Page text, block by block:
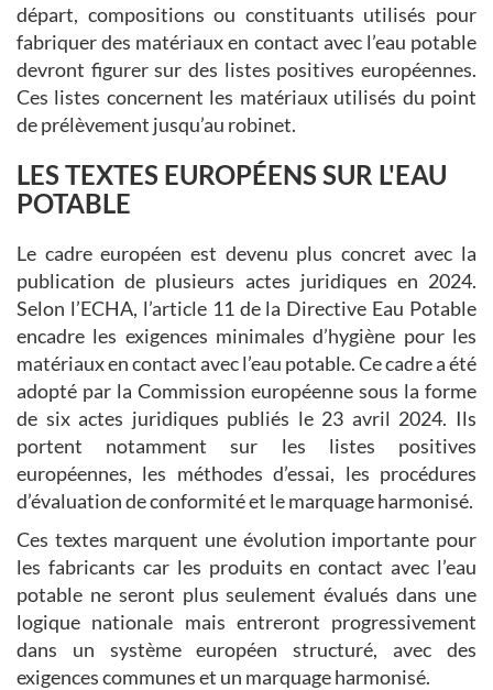
départ, compositions ou constituants utilisés pour
fabriquer des matériaux en contact avec l’eau potable
devront figurer sur des listes positives européennes.
Ces listes concernent les matériaux utilisés du point
de prélèvement jusqu’au robinet.
LES TEXTES EUROPÉENS SUR L'EAU
POTABLE
Le cadre européen est devenu plus concret avec la
publication de plusieurs actes juridiques en 2024.
Selon l’ECHA, l’article 11 de la Directive Eau Potable
encadre les exigences minimales d’hygiène pour les
matériaux en contact avec l’eau potable. Ce cadre a été
adopté par la Commission européenne sous la forme
de six actes juridiques publiés le 23 avril 2024. Ils
portent notamment sur les listes positives
européennes, les méthodes d’essai, les procédures
d’évaluation de conformité et le marquage harmonisé.
Ces textes marquent une évolution importante pour
les fabricants car les produits en contact avec l’eau
potable ne seront plus seulement évalués dans une
logique nationale mais entreront progressivement
dans un système européen structuré, avec des
exigences communes et un marquage harmonisé.